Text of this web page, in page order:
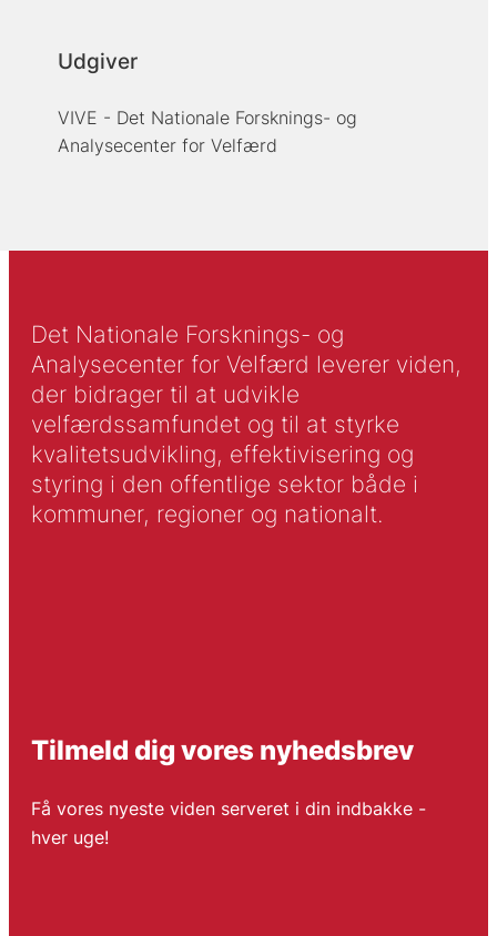
Udgiver
VIVE - Det Nationale Forsknings- og
Analysecenter for Velfærd
Det Nationale Forsknings- og
Analysecenter for Velfærd leverer viden,
der bidrager til at udvikle
velfærdssamfundet og til at styrke
kvalitetsudvikling, effektivisering og
styring i den offentlige sektor både i
kommuner, regioner og nationalt.
Tilmeld dig vores nyhedsbrev
Få vores nyeste viden serveret i din indbakke -
hver uge!